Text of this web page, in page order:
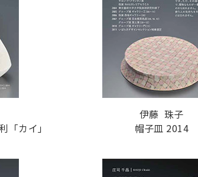
「カイ」
伊藤 珠子
帽子皿 2014